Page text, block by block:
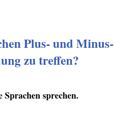
Plus- und Minus-
zu treffen?
sprechen.